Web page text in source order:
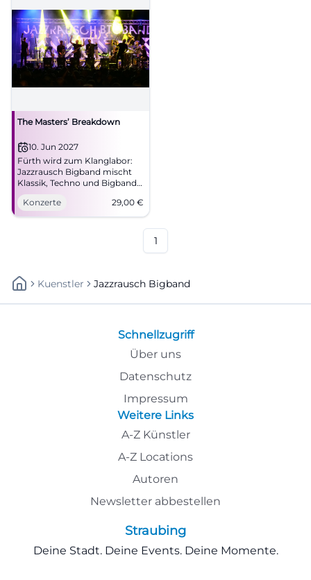
The Masters’ Breakdown
10. Jun 2027
Fürth wird zum Klanglabor:
Jazzrausch Bigband mischt
Klassik, Techno und Bigband-
Jazz zu purem Live-Rausch.
10.06.2027 ab 20 Uhr, Tickets
ab 29 Euro.
Konzerte 29,00 €
1
Kuenstler Jazzrausch Bigband
Schnellzugriff
Über uns
Datenschutz
Impressum
Weitere Links
A-Z Künstler
A-Z Locations
Autoren
Newsletter abbestellen
Straubing
Deine Stadt. Deine Events. Deine Momente.